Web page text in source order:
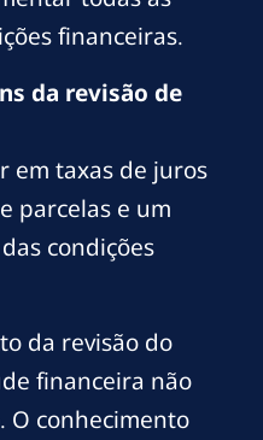
financeiras.
da revisão de
em taxas de juros
parcelas e um
condições
da revisão do
financeira não
O conhecimento